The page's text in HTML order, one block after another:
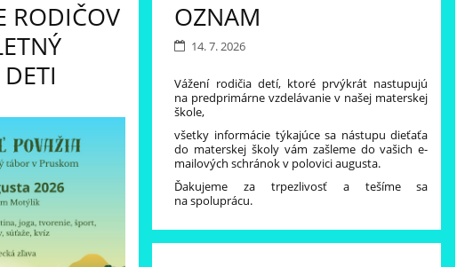
RODIČOV
OZNAM
14. 7. 2026
Vážení rodičia detí, ktoré prvýkrát nastupujú
na predprimárne vzdelávanie v našej materskej
škole,
všetky informácie týkajúce sa nástupu dieťaťa
do materskej školy vám zašleme do vašich e-
mailových schránok v polovici augusta.
Ďakujeme za trpezlivosť a tešíme sa
na spoluprácu.